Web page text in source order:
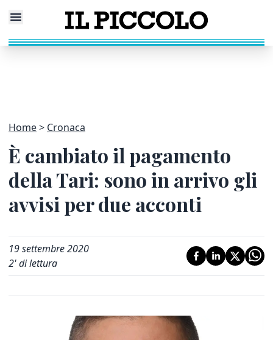
Home Cronaca
È cambiato il pagamento
della Tari: sono in arrivo gli
avvisi per due acconti
19 settembre 2020
2' di lettura